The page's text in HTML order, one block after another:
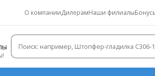
О компанииДилерамНаши филиалы